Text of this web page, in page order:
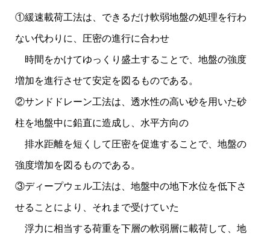
①緩速載荷工法は、できるだけ軟弱地盤の処理を行わ
ない代わりに、圧密の進行に合わせ
時間をかけてゆっくり盛土することで、地盤の強度
増加を進行させて安定を図るものである。
②サンドドレーン工法は、透水性の高い砂を用いた砂
柱を地盤中に鉛直に造成し、水平方向の
排水距離を短くして圧密を促進することで、地盤の
強度増加を図るものである。
③ディープウェル工法は、地盤中の地下水位を低下さ
せることにより、それまで受けていた
浮力に相当する荷重を下層の軟弱層に載荷して、地